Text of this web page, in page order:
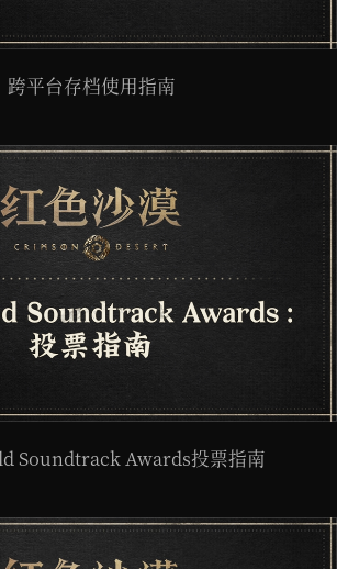
跨平台存档使用指南
Soundtrack Awards投票指南